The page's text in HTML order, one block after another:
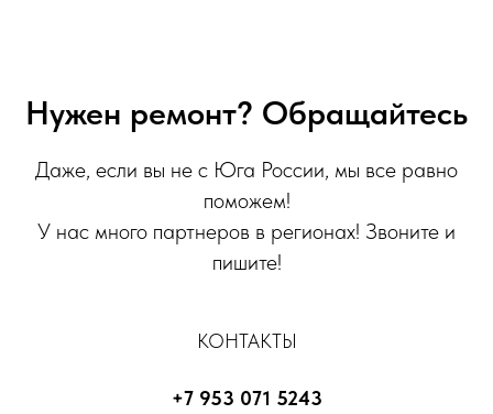
Нужен ремонт? Обращайтесь
Даже, если вы не с Юга России, мы все равно
поможем!
У нас много партнеров в регионах! Звоните и
пишите!
КОНТАКТЫ
+7 953 071 5243